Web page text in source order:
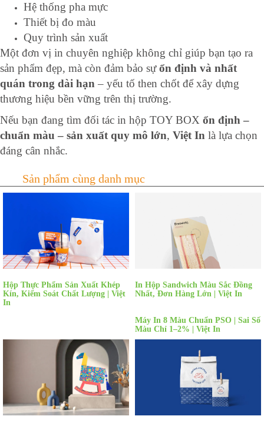
Hệ thống pha mực
Thiết bị đo màu
Quy trình sản xuất
Một đơn vị in chuyên nghiệp không chỉ giúp bạn tạo ra
sản phẩm đẹp, mà còn đảm bảo sựổn định và nhất
quán trong dài hạn – yếu tố then chốt để xây dựng
thương hiệu bền vững trên thị trường.
Nếu bạn đang tìm đối tác in hộp TOY BOX ổn định –
chuẩn màu – sản xuất quy mô lớn, Việt In là lựa chọn
đáng cân nhắc.
Hộp Thực Phẩm Sản Xuất Khép
Kín, Kiểm Soát Chất Lượng | Việt
In
In Hộp Sandwich Màu Sắc Đồng
Nhất, Đơn Hàng Lớn | Việt In
Máy In 8 Màu Chuẩn PSO | Sai Số
Màu Chỉ 1–2% | Việt In